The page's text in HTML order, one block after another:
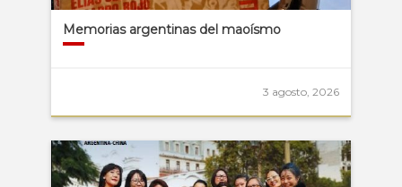
Memorias argentinas del maoísmo
3 agosto, 2026